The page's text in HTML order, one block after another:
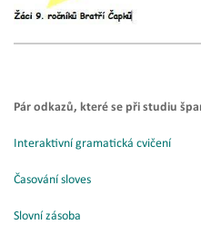
Pár odkazů, které se při studiu
Interaktivní gramatická cvičení
Časování sloves
Slovní zásoba